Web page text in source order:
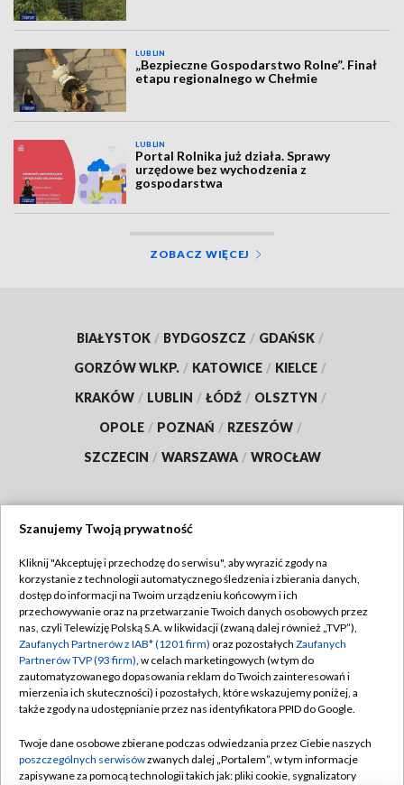
LUBLIN
„Bezpieczne Gospodarstwo Rolne”. Finał
etapu regionalnego w Chełmie
LUBLIN
Portal Rolnika już działa. Sprawy
urzędowe bez wychodzenia z
gospodarstwa
ZOBACZ WIĘCEJ
BIAŁYSTOK / BYDGOSZCZ / GDAŃSK /
GORZÓW WLKP. / KATOWICE / KIELCE /
KRAKÓW / LUBLIN / ŁÓDŹ / OLSZTYN /
OPOLE / POZNAŃ / RZESZÓW /
SZCZECIN / WARSZAWA / WROCŁAW
TVP
Abonament TVP
Emisja w TVP
Centrum informacji TVP
Naziemna Telewizja Cyfrowa
Rada Programowa
Regulamin TVP
Polityka prywatności
Moje zgody
Pomoc
Kontakt
Szanujemy Twoją prywatność
Kliknij "Akceptuję i przechodzę do serwisu", aby wyrazić zgody na
korzystanie z technologii automatycznego śledzenia i zbierania danych,
dostęp do informacji na Twoim urządzeniu końcowym i ich
przechowywanie oraz na przetwarzanie Twoich danych osobowych przez
nas, czyli Telewizję Polską S.A. w likwidacji (zwaną dalej również „TVP”),
Zaufanych Partnerów z IAB* (1201 firm) oraz pozostałych Zaufanych
Partnerów TVP (93 firm), w celach marketingowych (w tym do
zautomatyzowanego dopasowania reklam do Twoich zainteresowań i
mierzenia ich skuteczności) i pozostałych, które wskazujemy poniżej, a
także zgody na udostępnianie przez nas identyfikatora PPID do Google.
Twoje dane osobowe zbierane podczas odwiedzania przez Ciebie naszych
poszczególnych serwisówzwanych dalej „Portalem”, w tym informacje
zapisywane za pomocą technologii takich jak: pliki cookie, sygnalizatory